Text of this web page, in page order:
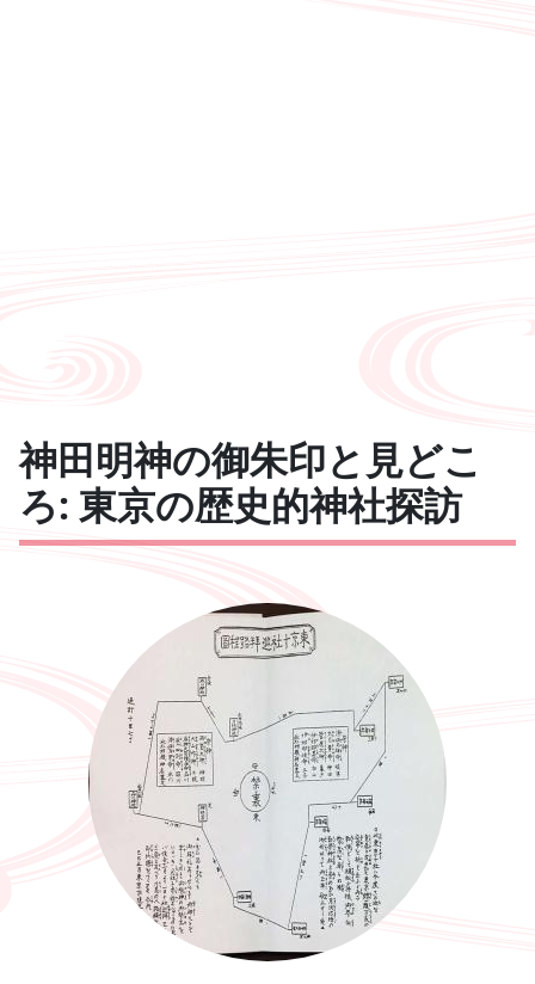
神田明神の御朱印と見どこ
ろ: 東京の歴史的神社探訪